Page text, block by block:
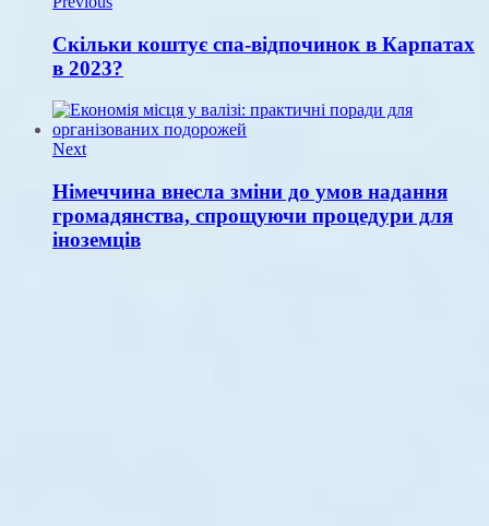
Скільки коштує спа-відпочинок в Карпатах
в 2023?
Next
Німеччина внесла зміни до умов надання
громадянства, спрощуючи процедури для
іноземців